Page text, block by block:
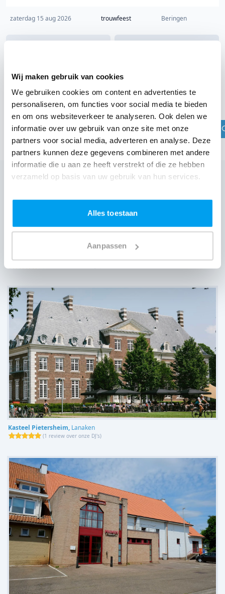
Wij maken gebruik van cookies
We gebruiken cookies om content en advertenties te
personaliseren, om functies voor social media te bieden
en om ons websiteverkeer te analyseren. Ook delen we
informatie over uw gebruik van onze site met onze
partners voor social media, adverteren en analyse. Deze
partners kunnen deze gegevens combineren met andere
informatie die u aan ze heeft verstrekt of die ze hebben
verzameld op basis van uw gebruik van hun services.
Alles toestaan
Aanpassen
zaterdag 15 aug 2026 trouwfeest Beringen
DJ boeken in jouw regio?
Check jouw plaats
Wij zijn partner van 100-en feestlocaties
Lees reviews van onze DJ's op jouw locatie
De bol,
Kasteel Pietersheim, Lanaken
(1 review over onze DJ's)